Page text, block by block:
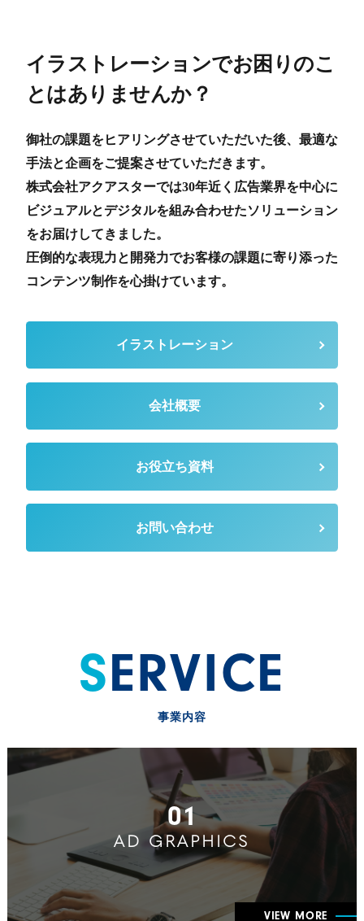
イラストレーションでお困りのこ
とはありませんか？
御社の課題をヒアリングさせていただいた後、最適な
手法と企画をご提案させていただきます。
株式会社アクアスターでは30年近く広告業界を中心に
ビジュアルとデジタルを組み合わせたソリューション
をお届けしてきました。
圧倒的な表現力と開発力でお客様の課題に寄り添った
コンテンツ制作を心掛けています。
イラストレーション
会社概要
お役立ち資料
お問い合わせ
SERVICE
事業内容
01
AD GRAPHICS
VIEW MORE